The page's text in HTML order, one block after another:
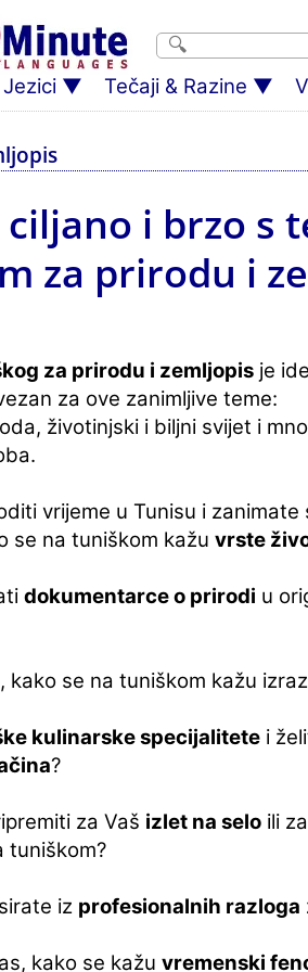
Jezici Tečaji & Razine
i brzo s
za prirodu i
za prirodu i zemljopis je
za ove zanimljive teme:
životinjski i biljni svijet i
vrijeme u Tunisu i
se na tuniškom kažu vrste
dokumentarce o prirodi u
kako se na tuniškom kažu
kulinarske specijalitete i
?
za Vaš izlet na selo ili za
tuniškom?
iz profesionalnih razloga
kako se kažu vremenski